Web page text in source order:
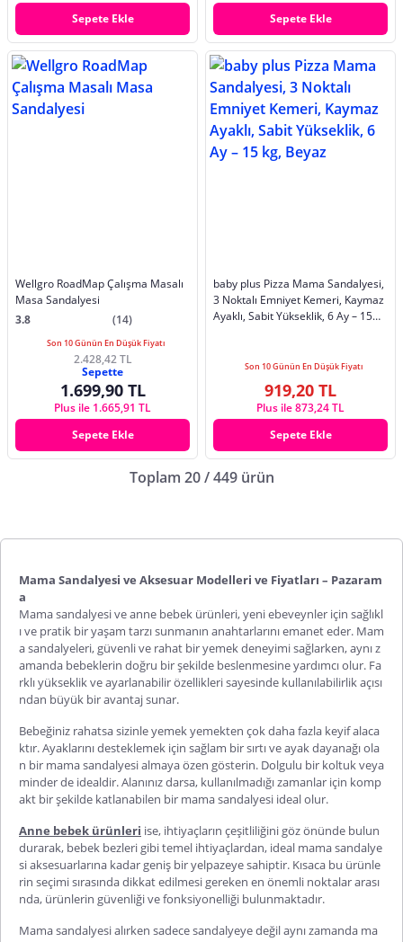
Sepete Ekle
Sepete Ekle
Wellgro RoadMap Çalışma Masalı
Masa Sandalyesi
3.8
(14)
Son 10 Günün En Düşük Fiyatı
2.428,42 TL
Sepette
1.699,90 TL
Plus ile 1.665,91 TL
Sepete Ekle
baby plus Pizza Mama Sandalyesi,
3 Noktalı Emniyet Kemeri, Kaymaz
Ayaklı, Sabit Yükseklik, 6 Ay – 15
Son 10 Günün En Düşük Fiyatı
919,20 TL
Plus ile 873,24 TL
Sepete Ekle
Toplam 20 / 449 ürün
Mama Sandalyesi ve Aksesuar Modelleri ve Fiyatları – Pazaram
a
Mama sandalyesi ve anne bebek ürünleri, yeni ebeveynler için sağlıkl
ı ve pratik bir yaşam tarzı sunmanın anahtarlarını emanet eder. Mam
a sandalyeleri, güvenli ve rahat bir yemek deneyimi sağlarken, aynı z
amanda bebeklerin doğru bir şekilde beslenmesine yardımcı olur. Fa
rklı yükseklik ve ayarlanabilir özellikleri sayesinde kullanılabilirlik açısı
ndan büyük bir avantaj sunar.
Bebeğiniz rahatsa sizinle yemek yemekten çok daha fazla keyif alaca
ktır. Ayaklarını desteklemek için sağlam bir sırtı ve ayak dayanağı ola
n bir mama sandalyesi almaya özen gösterin. Dolgulu bir koltuk veya
minder de idealdir. Alanınız darsa, kullanılmadığı zamanlar için komp
akt bir şekilde katlanabilen bir mama sandalyesi ideal olur.
Anne bebek ürünleri ise, ihtiyaçların çeşitliliğini göz önünde bulun
durarak, bebek bezleri gibi temel ihtiyaçlardan, ideal mama sandalye
si aksesuarlarına kadar geniş bir yelpazeye sahiptir. Kısaca bu ürünle
rin seçimi sırasında dikkat edilmesi gereken en önemli noktalar arası
nda, ürünlerin güvenliği ve fonksiyonelliği bulunmaktadır.
Mama sandalyesi alırken sadece sandalyeye değil aynı zamanda ma